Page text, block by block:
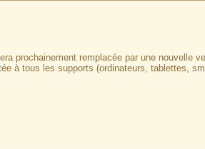
prochainement remplacée par une nouvelle
à tous les supports (ordinateurs, tablettes,